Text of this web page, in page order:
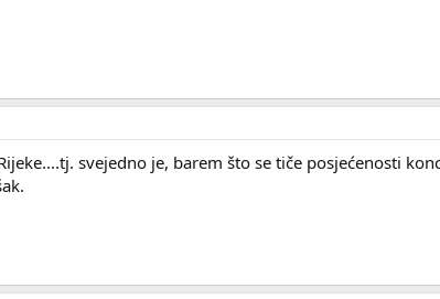
svejedno je, barem što se tiče posjećenosti